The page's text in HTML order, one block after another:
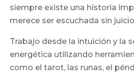
siempre existe una historia
merece ser escuchada sin
Trabajo desde la intuición y la
energética utilizando
como el tarot, las runas, el